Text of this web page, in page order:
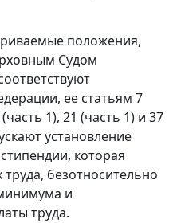
положения,
Судом
ее статьям 7
1), 21 (часть 1) и 37
установление
которая
безотносительно
и
труда.